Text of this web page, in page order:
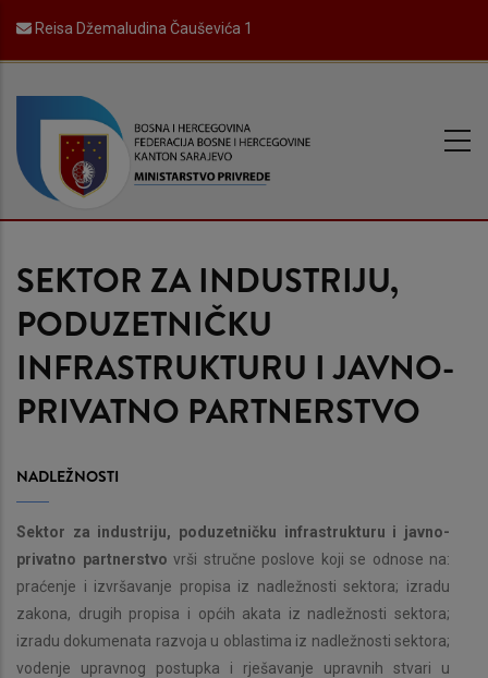
main
content
Reisa Džemaludina Čauševića 1
SEKTOR ZA INDUSTRIJU,
PODUZETNIČKU
INFRASTRUKTURU I JAVNO-
PRIVATNO PARTNERSTVO
NADLEŽNOSTI
Sektor za industriju, poduzetničku infrastrukturu i javno-
privatno partnerstvo vrši stručne poslove koji se odnose na:
praćenje i izvršavanje propisa iz nadležnosti sektora; izradu
zakona, drugih propisa i općih akata iz nadležnosti sektora;
izradu dokumenata razvoja u oblastima iz nadležnosti sektora;
vodenje upravnog postupka i rješavanje upravnih stvari u